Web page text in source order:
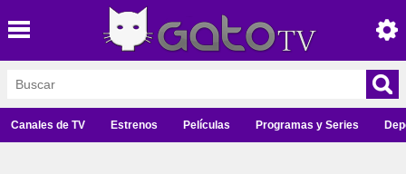
Canales de TV Estrenos Películas Programas y Series